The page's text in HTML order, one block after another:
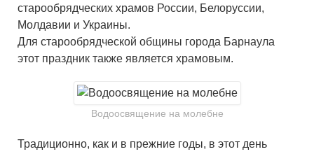
старообрядческих храмов России, Белоруссии,
Молдавии и Украины.
Для старообрядческой общины города Барнаула
этот праздник также является храмовым.
Водоосвящение на молебне
Традиционно, как и в прежние годы, в этот день